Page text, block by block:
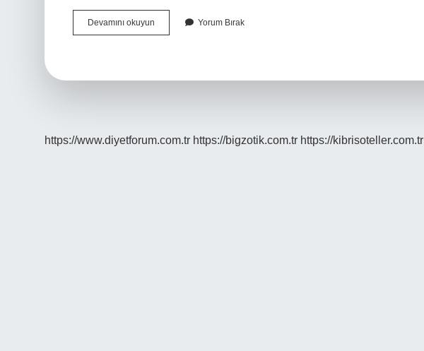
Devamını okuyun Elmanın
Tanımı
Yorum Bırak
https://www.diyetforum.com.tr https://bigzotik.com.tr https://kibrisoteller.com.tr